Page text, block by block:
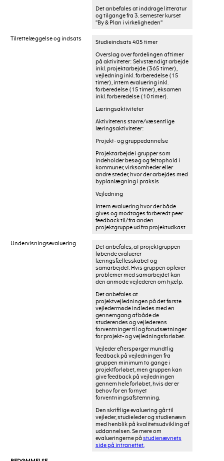
Det anbefales at inddrage litteratur
og tilgange fra 3. semester kurset
”By & Plan i virkeligheden”
Tilrettelæggelse og indsats
Studieindsats 405 timer
Overslag over fordelingen af timer
på aktiviteter: Selvstændigt arbejde
inkl. projektarbejde (365 timer),
vejledning inkl. forberedelse (15
timer), intern evaluering inkl.
forberedelse (15 timer), eksamen
inkl. forberedelse (10 timer).
Læringsaktiviteter
Aktivitetens større/væsentlige
læringsaktiviteter:
Projekt- og gruppedannelse
Projektarbejde i grupper som
indeholder besøg og feltophold i
kommuner, virksomheder eller
andre steder, hvor der arbejdes med
byplanlægning i praksis
Vejledning
Intern evaluering hvor der både
gives og modtages forberedt peer
feedback til/fra anden
projektgruppe ud fra projektudkast.
Undervisningsevaluering
Det anbefales, at projektgruppen
løbende evaluerer
læringsfællesskabet og
samarbejdet. Hvis gruppen oplever
problemer med samarbejdet kan
den anmode vejlederen om hjælp.
Det anbefales at
projektvejledningen på det første
vejledermøde indledes med en
gennemgang af både de
studerendes og vejlederens
forventninger til og forudsætninger
for projekt- og vejledningsforløbet.
Vejleder efterspørger mundtlig
feedback på vejledningen fra
gruppen minimum to gange i
projektforløbet, men gruppen kan
give feedback på vejledningen
gennem hele forløbet, hvis der er
behov for en fornyet
forventningsafstemning.
Den skriftlige evaluering går til
vejleder, studieleder og studienævn
med henblik på kvalitetsudvikling af
uddannelsen. Se mere om
evalueringerne på studienævnets
side på intranettet.